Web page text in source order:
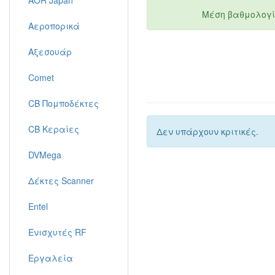
Μέση
Δεν υπάρχουν κριτικές.
Αεροπορικά
Αξεσουάρ
Comet
CB Πομποδέκτες
CB Κεραίες
DVMega
Δέκτες Scanner
Entel
Ενισχυτές RF
Εργαλεία